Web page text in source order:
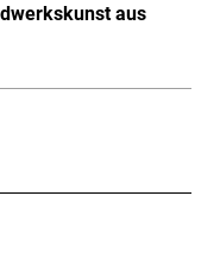
aus